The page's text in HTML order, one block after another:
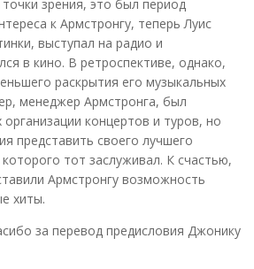
зрения, это был период
к Армстронгу, теперь Луис
выступал на радио и
в кино. В ретроспективе, однако,
раскрытия его музыкальных
менеджер Армстронга, был
концертов и туров, но
представить своего лучшего
тот заслуживал. К счастью,
Армстронгу возможность
хиты.
за перевод предисловия Джонику